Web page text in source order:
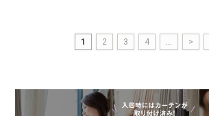
1 2 3 4 ... >